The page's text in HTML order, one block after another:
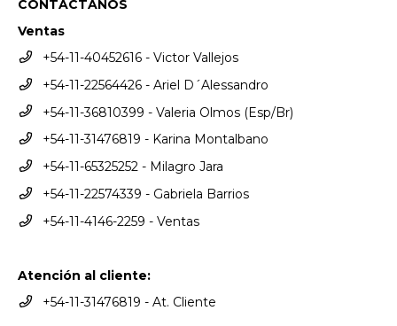
CONTACTANOS
Ventas
+54-11-40452616 - Victor Vallejos
+54-11-22564426 - Ariel D´Alessandro
+54-11-36810399 - Valeria Olmos (Esp/Br)
+54-11-31476819 - Karina Montalbano
+54-11-65325252 - Milagro Jara
+54-11-22574339 - Gabriela Barrios
+54-11-4146-2259 - Ventas
Atención al cliente:
+54-11-31476819 - At. Cliente